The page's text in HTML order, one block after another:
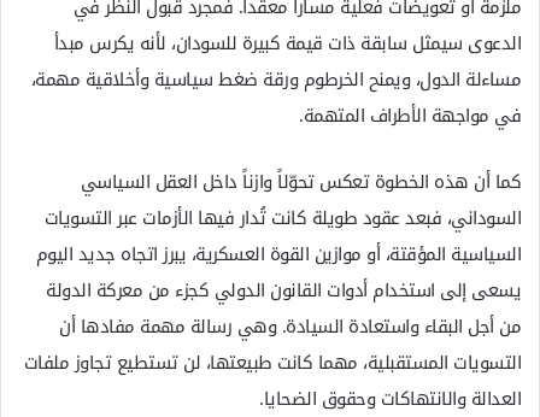
ملزمة أو تعويضات فعلية مساراً معقداً. فمجرد قبول النظر في
الدعوى سيمثل سابقة ذات قيمة كبيرة للسودان، لأنه يكرس مبدأ
مساءلة الدول، ويمنح الخرطوم ورقة ضغط سياسية وأخلاقية مهمة،
في مواجهة الأطراف المتهمة.
كما أن هذه الخطوة تعكس تحوّلاً وازناً داخل العقل السياسي
السوداني، فبعد عقود طويلة كانت تُدار فيها الأزمات عبر التسويات
السياسية المؤقتة، أو موازين القوة العسكرية، يبرز اتجاه جديد اليوم
يسعى إلى استخدام أدوات القانون الدولي كجزء من معركة الدولة
من أجل البقاء واستعادة السيادة. وهي رسالة مهمة مفادها أن
التسويات المستقبلية، مهما كانت طبيعتها، لن تستطيع تجاوز ملفات
العدالة والانتهاكات وحقوق الضحايا.